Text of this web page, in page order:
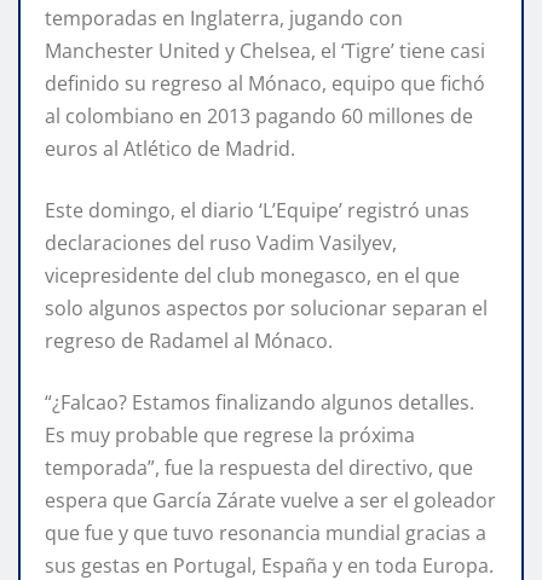
temporadas en Inglaterra, jugando con
Manchester United y Chelsea, el ‘Tigre’ tiene casi
definido su regreso al Mónaco, equipo que fichó
al colombiano en 2013 pagando 60 millones de
euros al Atlético de Madrid.
Este domingo, el diario ‘L’Equipe’ registró unas
declaraciones del ruso Vadim Vasilyev,
vicepresidente del club monegasco, en el que
solo algunos aspectos por solucionar separan el
regreso de Radamel al Mónaco.
“¿Falcao? Estamos finalizando algunos detalles.
Es muy probable que regrese la próxima
temporada”, fue la respuesta del directivo, que
espera que García Zárate vuelve a ser el goleador
que fue y que tuvo resonancia mundial gracias a
sus gestas en Portugal, España y en toda Europa.